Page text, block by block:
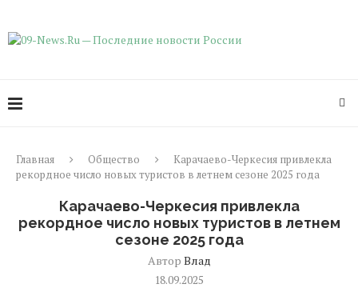
Главная Общество
Карачаево-Черкесия привлекла
рекордное число новых туристов в летнем сезоне 2025 года
Карачаево-Черкесия привлекла
рекордное число новых туристов в летнем
сезоне 2025 года
Автор Влад
18.09.2025